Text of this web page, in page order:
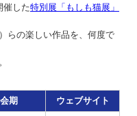
催した特別展「もしも猫展」
らの楽しい作品を、何度で
会期 ウェブサイト